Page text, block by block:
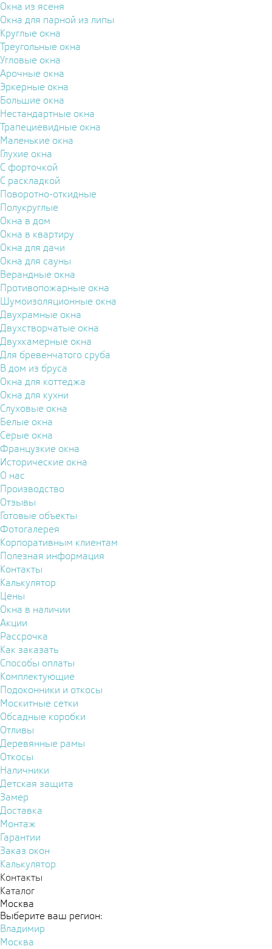
Окна из ясеня
Окна для парной из липы
Круглые окна
Треугольные окна
Угловые окна
Арочные окна
Эркерные окна
Большие окна
Нестандартные окна
Трапециевидные окна
Маленькие окна
Глухие окна
С форточкой
С раскладкой
Поворотно-откидные
Полукруглые
Окна в дом
Окна в квартиру
Окна для дачи
Окна для сауны
Верандные окна
Противопожарные окна
Шумоизоляционные окна
Двухрамные окна
Двухстворчатые окна
Двухкамерные окна
Для бревенчатого сруба
В дом из бруса
Окна для коттеджа
Окна для кухни
Слуховые окна
Белые окна
Серые окна
Французкие окна
Исторические окна
О нас
Производство
Отзывы
Готовые объекты
Фотогалерея
Корпоративным клиентам
Полезная информация
Контакты
Калькулятор
Цены
Окна в наличии
Акции
Рассрочка
Как заказать
Способы оплаты
Комплектующие
Подоконники и откосы
Москитные сетки
Обсадные коробки
Отливы
Деревянные рамы
Откосы
Наличники
Детская защита
Замер
Доставка
Монтаж
Гарантии
Заказ окон
Калькулятор
Контакты
Каталог
Москва
Выберите ваш регион:
Владимир
Москва